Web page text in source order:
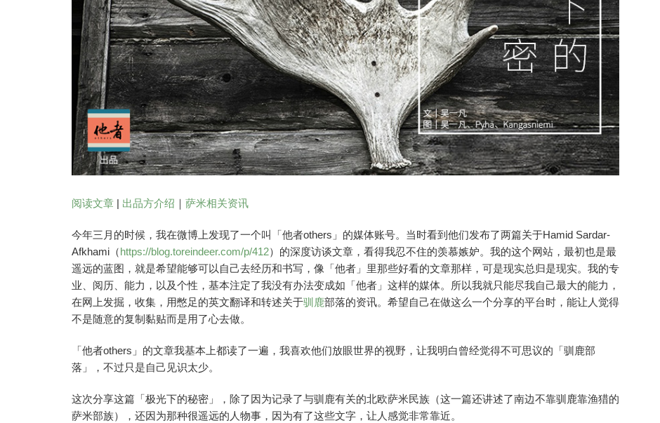
阅读文章 | 出品方介绍 ｜ 萨米相关资讯
今年三月的时候，我在微博上发现了一个叫「他者others」的媒体账号。当时看到他们发布了两篇关于Hamid Sardar-
Afkhami（https://blog.toreindeer.com/p/412）的深度访谈文章，看得我忍不住的羡慕嫉妒。我的这个网站，最初也是最
遥远的蓝图，就是希望能够可以自己去经历和书写，像「他者」里那些好看的文章那样，可是现实总归是现实。我的专
业、阅历、能力，以及个性，基本注定了我没有办法变成如「他者」这样的媒体。所以我就只能尽我自己最大的能力，
在网上发掘，收集，用憋足的英文翻译和转述关于驯鹿部落的资讯。希望自己在做这么一个分享的平台时，能让人觉得
不是随意的复制黏贴而是用了心去做。
「他者others」的文章我基本上都读了一遍，我喜欢他们放眼世界的视野，让我明白曾经觉得不可思议的「驯鹿部
落」，不过只是自己见识太少。
这次分享这篇「极光下的秘密」，除了因为记录了与驯鹿有关的北欧萨米民族（这一篇还讲述了南边不靠驯鹿靠渔猎的
萨米部族），还因为那种很遥远的人物事，因为有了这些文字，让人感觉非常靠近。